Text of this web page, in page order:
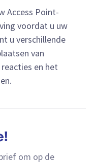
Access Point-
voordat u uw
u verschillende
van
en het
om op de